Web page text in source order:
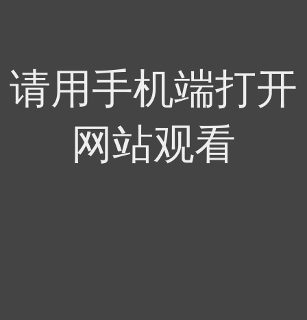
请用手机端打开
网站观看